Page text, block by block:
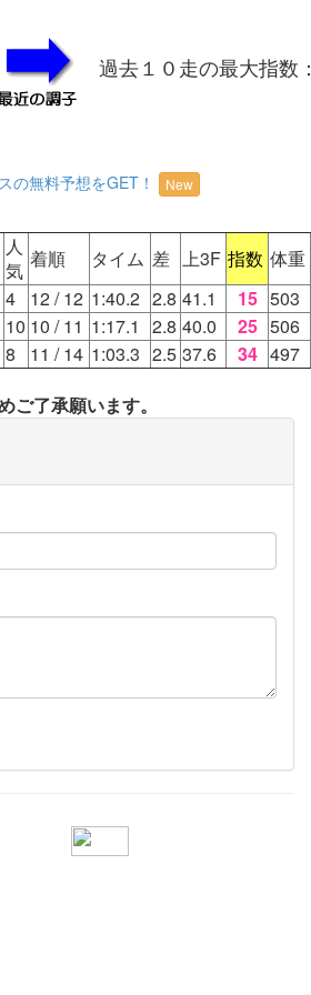
過去１０走の最大指数：
の無料予想をGET！
New
人
気 着順 タイム 差 上3F 指数 体重
4 12/ 12 1:40.2 2.8 41.1 15 503
10 10 / 11 1:17.1 2.8 40.0 25 506
8 11 / 14 1:03.3 2.5 37.6 34 497
了承願います。